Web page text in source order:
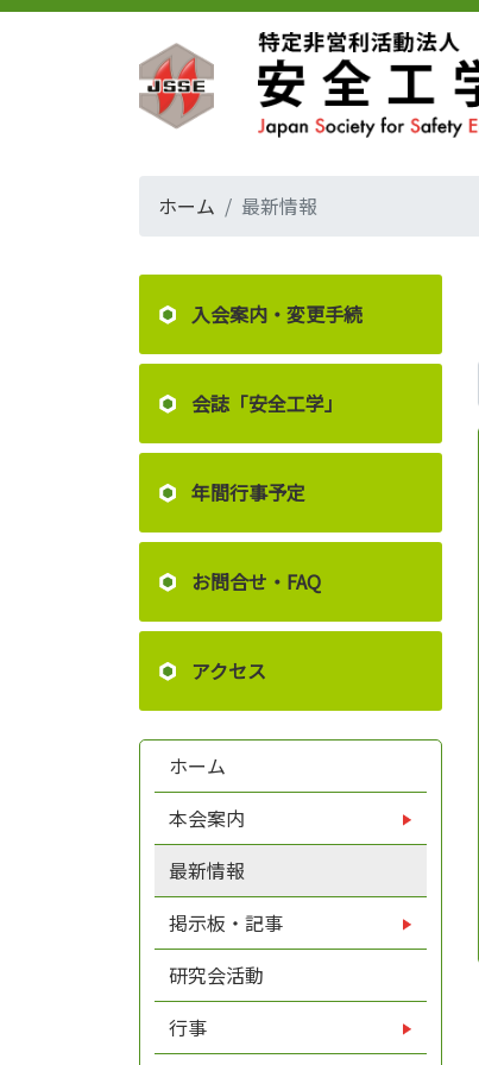
ホーム 最新情報
入会案内・変更手続
会誌「安全工学」
年間行事予定
お問合せ・FAQ
アクセス
ホーム
本会案内
最新情報
掲示板・記事
研究会活動
行事